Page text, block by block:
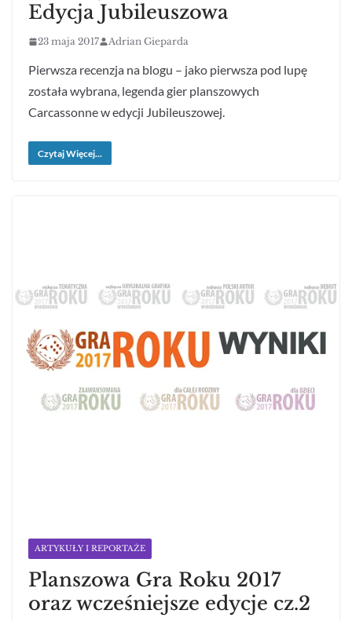
Edycja Jubileuszowa
23 maja 2017 Adrian Gieparda
Pierwsza recenzja na blogu – jako pierwsza pod lupę
została wybrana, legenda gier planszowych
Carcassonne w edycji Jubileuszowej.
Czytaj Więcej...
ARTYKUŁY I REPORTAŻE
Planszowa Gra Roku 2017
oraz wcześniejsze edycje cz.2